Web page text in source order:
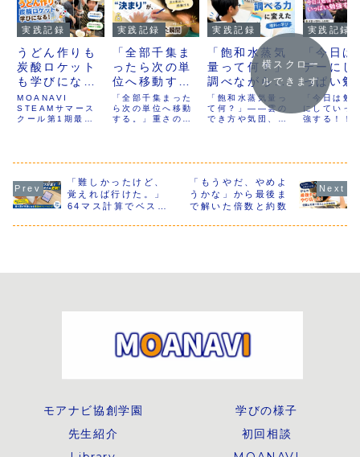
実践記録
うどん作りも
炭酸ロケット
も学びにな
る。理科と算
数を体験で学
ぶSTEAMサ
MOANAVI
STEAMサマース
クール第1期最終
に挑戦しました。
ん・ひやむぎの違
いや、小麦粉の種
類、加水率、グル
テンの働きを学び
ながら、自分たち
炭酸ロケットを作
の実践をご紹介し
実践記録
「全部千集ま
ったら次の単
位へ移動す
る」
「全部千集まった
ら次の単位へ移動
する。」重さの単
つけて整理し始め
録。mg・g・kg・
tの関係を、自分の
言葉でつなげてい
った実践を紹介し
ます。
実践記録
「飽和水蒸気
量って何？」
調べながら雲
のしくみを追
いかけた理科
の時間
「飽和水蒸気量っ
て何？」——雲の
でき方や気団、偏
習を進めた実践記
も立ち止まりなが
ら、自分で確認
し、相談し、理解
をつないでいった
子どもの学びの様
実践記録
「今日
デーにし
っぱい勉
る！！
宣言が本
なった日
「今日は勉
にしていっ
強する！！
理科にも挑
へと学びを
STUDY
も自己最高
くれた笑顔
横スクロー
ルできます
「難しかったけど、
覚えれば行けた。」
64マス計算でベスト
「もうやだ、やめよ
うかな」から最後ま
で解いた倍数と約数
モアナビ協創学園
学びの様子
先生紹介
初回相談